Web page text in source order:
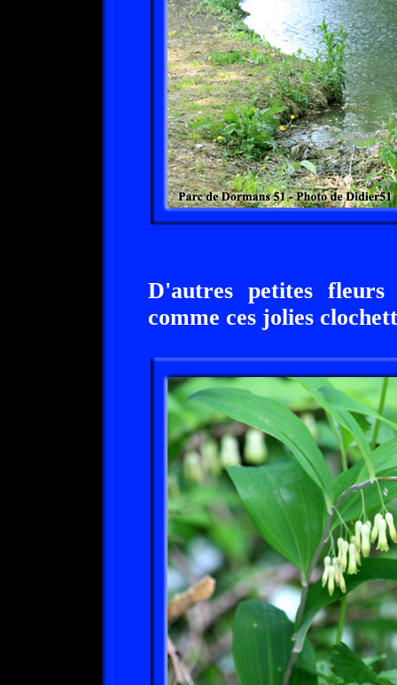
D'autres petites fleurs
comme ces jolies